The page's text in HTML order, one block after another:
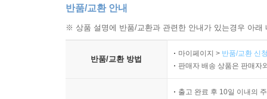
반품/교환 안내
※ 상품 설명에 반품/교환과 관련한 안내가 있는경우 아
반품/교환 방법
마이페이지 > 반품/교환 신
판매자 배송 상품은 판매자
출고 완료 후 10일 이내의